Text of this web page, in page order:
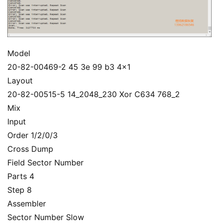
Model
20-82-00469-2 45 3e 99 b3 4×1
Layout
20-82-00515-5 14_2048_230 Xor C634 768_2
Mix
Input
Order 1/2/0/3
Cross Dump
Field Sector Number
Parts 4
Step 8
Assembler
Sector Number Slow